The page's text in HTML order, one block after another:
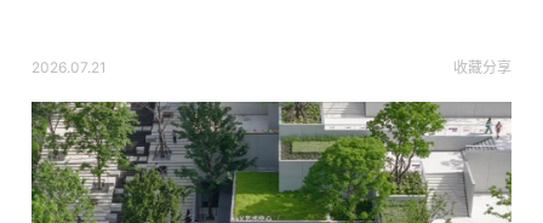
2026.07.21 收藏分享